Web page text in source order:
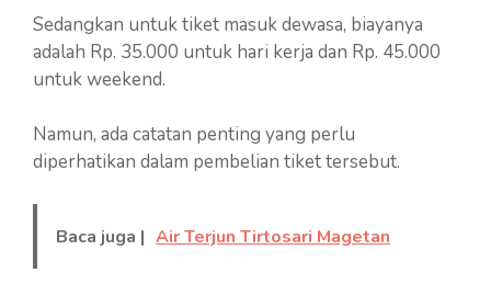
Sedangkan untuk tiket masuk dewasa, biayanya
adalah Rp. 35.000 untuk hari kerja dan Rp. 45.000
untuk weekend.
Namun, ada catatan penting yang perlu
diperhatikan dalam pembelian tiket tersebut.
Baca juga | Air Terjun Tirtosari Magetan